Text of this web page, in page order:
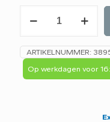
draadeind
Buddy
009
L2
ARTIKELNUMMER:
Op werkdagen voor